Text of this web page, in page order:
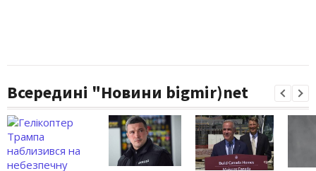
Всередині "Новини bigmir)net